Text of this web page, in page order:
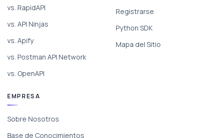
vs. RapidAPI
vs. API Ninjas
vs. Apify
vs. Postman API Network
vs. OpenAPI
Registrarse
Python SDK
Mapa del Sitio
EMPRESA
Sobre Nosotros
Base de Conocimientos